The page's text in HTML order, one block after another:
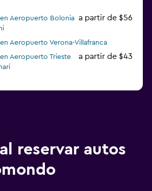
Aeropuerto Bolonia a partir de $56
Aeropuerto Verona-Villafranca
Aeropuerto Trieste
a partir de $43
reservar autos